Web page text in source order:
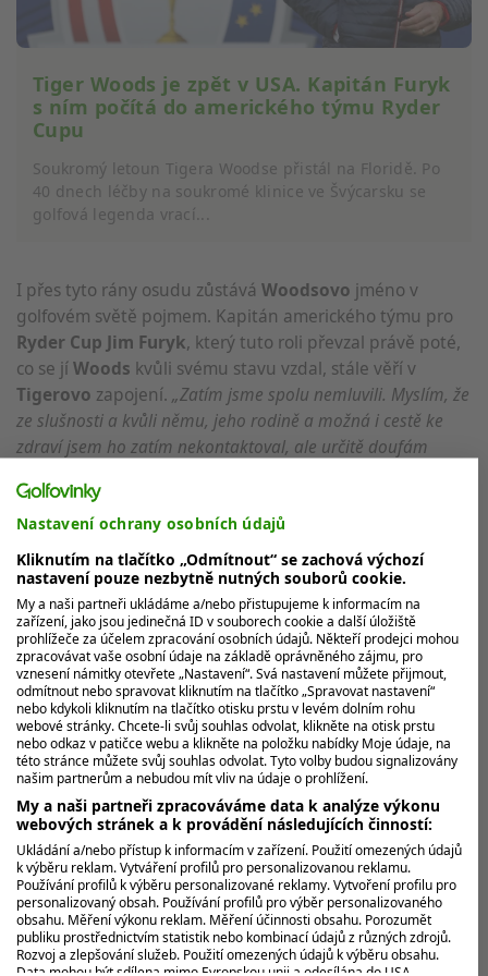
Tiger Woods je zpět v USA. Kapitán Furyk
s ním počítá do amerického týmu Ryder
Cupu
Soukromý letoun Tigera Woodse přistál na Floridě. Po
40 dnech léčby na soukromé klinice ve Švýcarsku se
golfová legenda vrací...
I přes tyto rány osudu zůstává Woodsovo jméno v
golfovém světě pojmem. Kapitán amerického týmu pro
Ryder Cup Jim Furyk, který tuto roli převzal právě poté,
co se jí Woods kvůli svému stavu vzdal, stále věří v
Tigerovo zapojení. „Zatím jsme spolu nemluvili. Myslím, že
ze slušnosti a kvůli němu, jeho rodině a možná i cestě ke
zdraví jsem ho zatím nekontaktoval, ale určitě doufám
Zatímco se tedy svět modlí zaTigerovo
se upírá kCharliemu , který na fairwayích bojuje nejen se
soupeři, ale především s obrovským očekáváním, které s
sebou jeho slavné jméno přináší.
Zdroj:
https://www.gbnews.com/sport/golf/tiger-woods-charlie-
us-junior-amateur-championship
https://www.the-sun.com/sport/16417834/charlie-
woods-florida-tournament-tiger-absent-rehab/
https://www.dailymail.com/sport/golf/article-
15850187/charlie-woods-tiger-woods-florida-golf.html?
ns_mchannel=rss&amp;ns_campaign=1490&amp;ito=14
90
Nastavení ochrany osobních údajů
Kliknutím na tlačítko „Odmítnout“ se zachová výchozí
nastavení pouze nezbytně nutných souborů cookie.
My a naši partneři ukládáme a/nebo přistupujeme k informacím na
zařízení, jako jsou jedinečná ID v souborech cookie a další úložiště
prohlížeče za účelem zpracování osobních údajů. Někteří prodejci mohou
zpracovávat vaše osobní údaje na základě oprávněného zájmu, pro
vznesení námitky otevřete „Nastavení“. Svá nastavení můžete přijmout,
odmítnout nebo spravovat kliknutím na tlačítko „Spravovat nastavení“
nebo kdykoli kliknutím na tlačítko otisku prstu v levém dolním rohu
webové stránky. Chcete-li svůj souhlas odvolat, klikněte na otisk prstu
nebo odkaz v patičce webu a klikněte na položku nabídky Moje údaje, na
této stránce můžete svůj souhlas odvolat. Tyto volby budou signalizovány
našim partnerům a nebudou mít vliv na údaje o prohlížení.
My a naši partneři zpracováváme data k analýze výkonu
webových stránek a k provádění následujících činností:
Ukládání a/nebo přístup k informacím v zařízení. Použití omezených údajů
k výběru reklam. Vytváření profilů pro personalizovanou reklamu.
Používání profilů k výběru personalizované reklamy. Vytvoření profilu pro
personalizovaný obsah. Používání profilů pro výběr personalizovaného
obsahu. Měření výkonu reklam. Měření účinnosti obsahu. Porozumět
publiku prostřednictvím statistik nebo kombinací údajů z různých zdrojů.
Rozvoj a zlepšování služeb. Použití omezených údajů k výběru obsahu.
Data mohou být sdílena mimo Evropskou unii a odesílána do USA.